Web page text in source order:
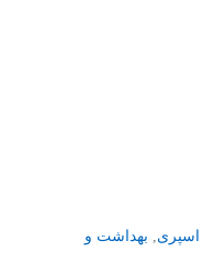
اسپری, بهداشت و